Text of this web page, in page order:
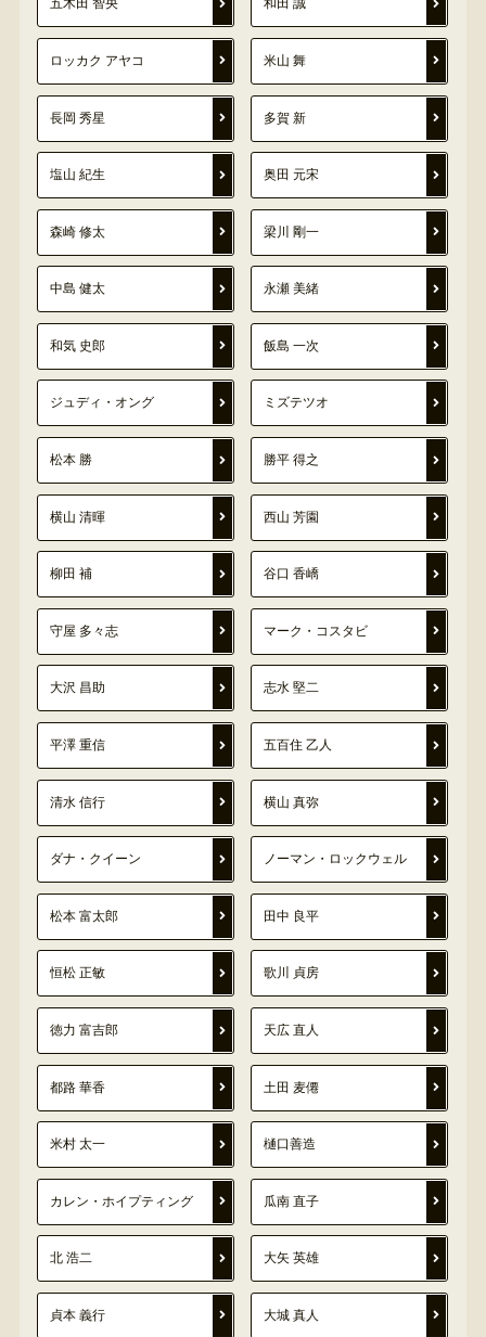
五木田 智央 和田 誠
ロッカク アヤコ 米山 舞
長岡 秀星 多賀 新
塩山 紀生 奥田 元宋
森崎 修太 梁川 剛一
中島 健太 永瀬 美緒
和気 史郎 飯島 一次
ジュディ・オング ミズテツオ
松本 勝 勝平 得之
横山 清暉 西山 芳園
柳田 補 谷口 香嶠
守屋 多々志 マーク・コスタビ
大沢 昌助 志水 堅二
平澤 重信 五百住 乙人
清水 信行 横山 真弥
ダナ・クイーン ノーマン・ロックウェル
松本 富太郎 田中 良平
恒松 正敏 歌川 貞房
徳力 富吉郎 天広 直人
都路 華香 土田 麦僊
米村 太一 樋口善造
カレン・ホイプティング 瓜南 直子
北 浩二 大矢 英雄
貞本 義行 大城 真人